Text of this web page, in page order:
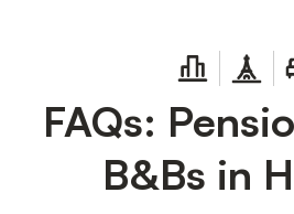
FAQs:
B&Bs in